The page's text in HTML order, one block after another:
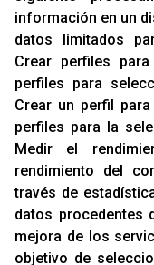
RACING SUPPORT
Aviso Legal
Sobre Nosotros
Cookies
Política De
OFICINAS
C/ Rozabella, 6
información en un
datos limitados
Crear perfiles
perfiles para
Crear un perfil
perfiles para la
Medir el
rendimiento del
través de
datos procedentes
mejora de los
objetivo de